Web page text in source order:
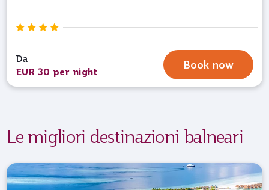
Da
EUR 30 per night
Book now
Le migliori destinazioni balneari